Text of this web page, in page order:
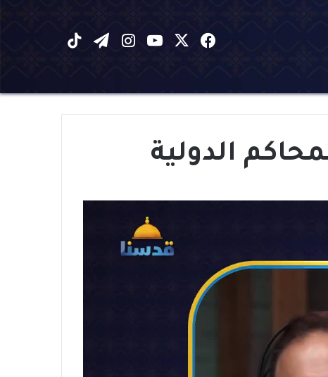
فيسبوك يوتيوبانستقرام
تيلقرام
الدولية